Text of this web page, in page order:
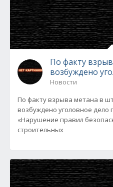
По факту
возбуждено
Новости
По факту взрыва метана в
возбуждено уголовное дело
«Нарушение правил
строительных